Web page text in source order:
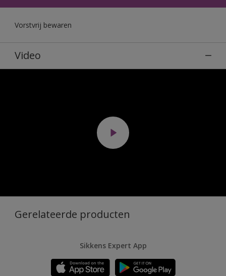
Vorstvrij bewaren
Video
Gerelateerde producten
Sikkens Expert App